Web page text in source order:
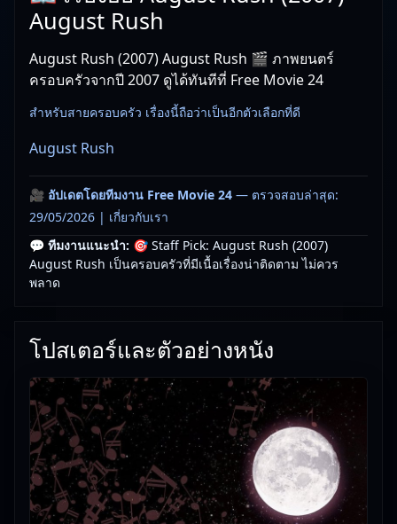
August Rush
August Rush (2007) August Rush 🎬 ภาพยนตร์
ครอบครัวจากปี 2007 ดูได้ทันทีที่ Free Movie 24
สำหรับสายครอบครัว เรื่องนี้ถือว่าเป็นอีกตัวเลือกที่ดี
August Rush
🎥 อัปเดตโดยทีมงาน Free Movie 24 — ตรวจสอบล่าสุด:
29/05/2026 | เกี่ยวกับเรา
💬 ทีมงานแนะนำ: 🎯 Staff Pick: August Rush (2007)
August Rush เป็นครอบครัวที่มีเนื้อเรื่องน่าติดตาม ไม่ควร
พลาด
โปสเตอร์และตัวอย่างหนัง